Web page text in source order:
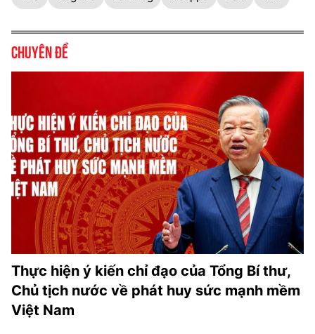
Chuyên đề
Thực hiện ý kiến chỉ đạo của Tổng Bí thư,
Chủ tịch nước về phát huy sức mạnh mềm
Việt Nam